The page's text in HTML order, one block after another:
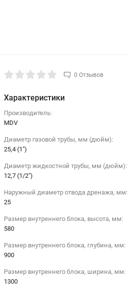
0 Отзывов
Характеристики
Производитель:
MDV
Диаметр газовой трубы, мм (дюйм):
25,4 (1")
Диаметр жидкостной трубы, мм (дюйм):
12,7 (1/2")
Наружный диаметр отвода дренажа, мм:
25
Размер внутреннего блока, высота, мм:
580
Размер внутреннего блока, глубина, мм:
900
Размер внутреннего блока, ширина, мм:
1300